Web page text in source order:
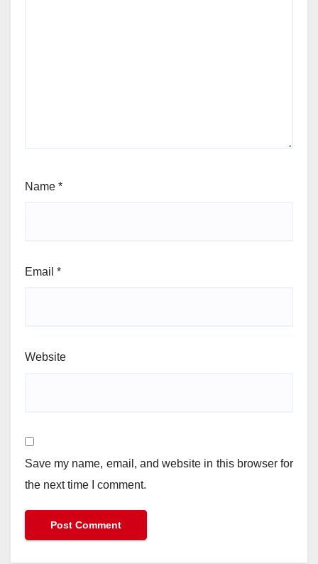
Name *
Email *
Website
Save my name, email, and website in this browser for
the next time I comment.